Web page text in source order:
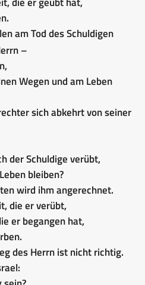
am Tod des Schuldigen
–
Wegen und am Leben
sich abkehrt von seiner
der Schuldige verübt,
bleiben?
wird ihm angerechnet.
die er verübt,
er begangen hat,
des Herrn ist nicht richtig.